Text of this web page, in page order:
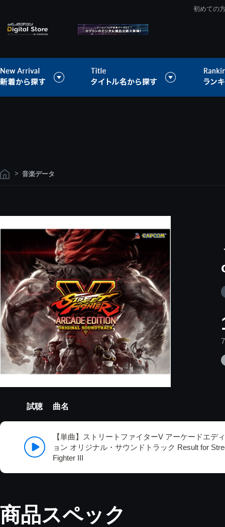
初めての
> 音楽データ
試聴 曲名
【単曲】ストリートファイターV アーケードエデ
ョン オリジナル・サウンドトラック Result for
Fighter III
商品スペック